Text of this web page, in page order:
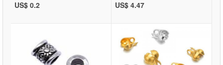
US$ 0.2 US$ 4.47